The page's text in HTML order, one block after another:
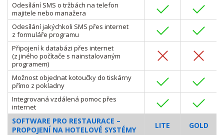
Odesílání SMS o tržbách na telefon
majitele nebo manažera
Odesílání jakýchkoli SMS přes internet
z formuláře programu
Připojení k databázi přes internet
(z jiného počítače s nainstalovaným
programem)
Možnost objednat kotoučky do tiskárny
přímo z pokladny
Integrovaná vzdálená pomoc přes
internet
SOFTWARE PRO RESTAURACE –
PROPOJENÍ NA HOTELOVÉ SYSTÉMY
LITE GOLD